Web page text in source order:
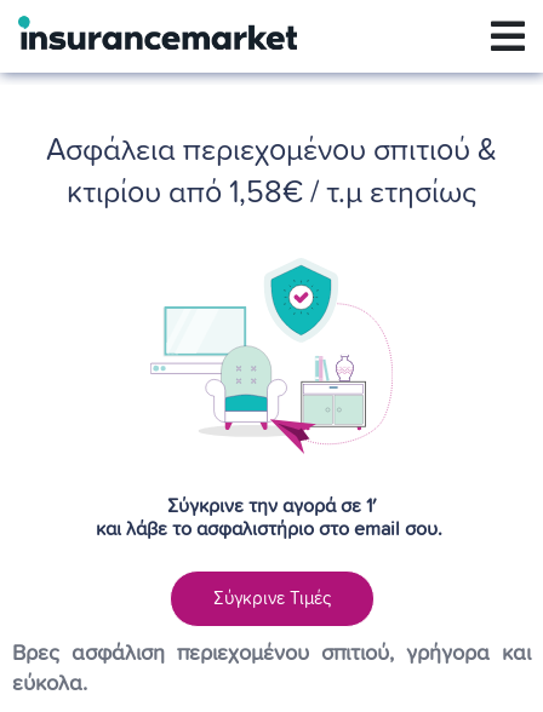
Βρες ασφάλιση περιεχομένου σπιτιού, γρήγορα και
εύκολα.
Ασφάλεια περιεχομένου σπιτιού &
κτιρίου από 1,58€ / τ.μ ετησίως
Σύγκρινε την αγορά σε 1′
και λάβε το ασφαλιστήριο στο email σου.
Σύγκρινε Τιμές